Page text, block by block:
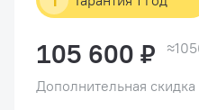
105 600 ₽
Дополнительная